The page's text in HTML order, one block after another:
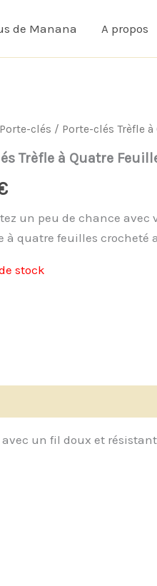
de Manana A propos
Porte-clés / Porte-clés Trèfle
Trèfle à Quatre
un peu de chance
à quatre feuilles crocheté
stock
un fil doux et